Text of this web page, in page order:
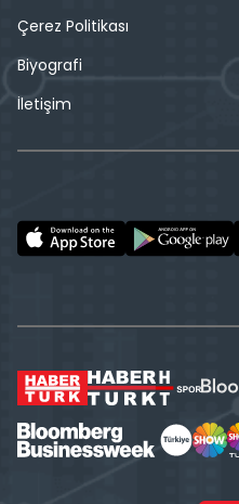
Çerez Politikası
Biyografi
İletişim